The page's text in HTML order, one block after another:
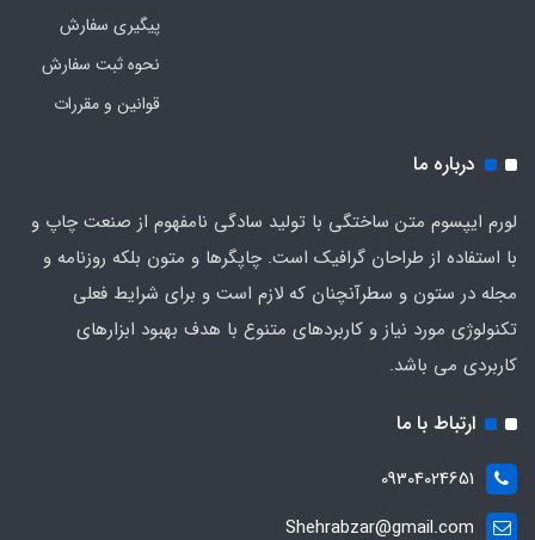
پیگیری سفارش
نحوه ثبت سفارش
قوانین و مقررات
درباره ما
لورم ایپسوم متن ساختگی با تولید سادگی نامفهوم از صنعت چاپ و
با استفاده از طراحان گرافیک است. چاپگرها و متون بلکه روزنامه و
مجله در ستون و سطرآنچنان که لازم است و برای شرایط فعلی
تکنولوژی مورد نیاز و کاربردهای متنوع با هدف بهبود ابزارهای
کاربردی می باشد.
ارتباط با ما
09304024651
Shehrabzar@gmail.com